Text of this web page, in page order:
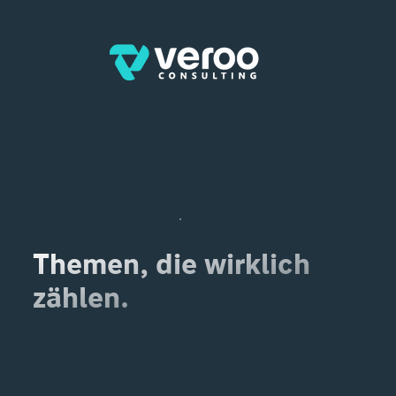
Themen, die wirklich
zählen.